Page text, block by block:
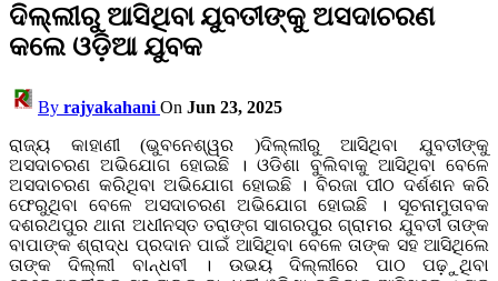
ଦିଲ୍ଲୀରୁ ଆସିଥିବା ଯୁବତୀଙ୍କୁ ଅସଦାଚରଣ
କଲେ ଓଡ଼ିଆ ଯୁବକ
By rajyakahani On Jun 23, 2025
ରାଜ୍ୟ କାହାଣୀ (ଭୁବନେଶ୍ୱର )ଦିଲ୍ଲୀରୁ ଆସିଥିବା ଯୁବତୀଙ୍କୁ
ଅସଦାଚରଣ ଅଭିଯୋଗ ହୋଇଛି । ଓଡିଶା ବୁଲିବାକୁ ଆସିଥିବା ବେଳେ
ଅସଦାଚରଣ କରିଥିବା ଅଭିଯୋଗ ହୋଇଛି । ବିରଜା ପୀଠ ଦର୍ଶଶନ କରି
ଫେରୁଥିବା ବେଳେ ଅସଦାଚରଣ ଅଭିଯୋଗ ହୋଇଛି । ସୂଚନାମୁତାବକ
ଦଶରଥପୁର ଥାନା ଅଧୀନସ୍ତ ତରାଙ୍ଗ ସାଗରପୁର ଗ୍ରାମର ଯୁବତୀ ତାଙ୍କ
ବାପାଙ୍କ ଶ୍ରାଦ୍ଧ ପ୍ରଦାନ ପାଇଁ ଆସିଥିବା ବେଳେ ତାଙ୍କ ସହ ଆସିଥିଲେ
ତାଙ୍କ ଦିଲ୍ଲୀ ବାନ୍ଧବୀ । ଉଭୟ ଦିଲ୍ଲୀରେ ପାଠ ପଢ଼ୁଥିବା